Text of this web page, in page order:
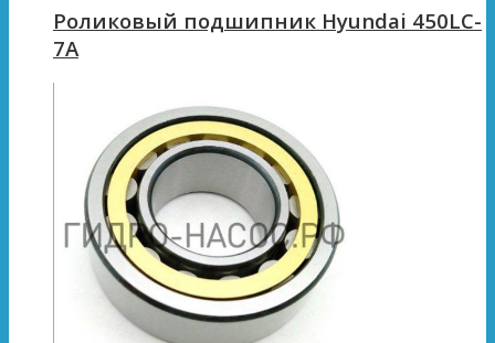
Роликовый подшипник Hyundai 450LC-
7A